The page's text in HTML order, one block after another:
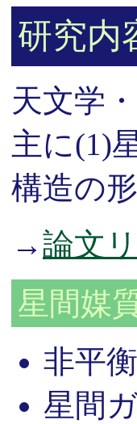
研究内
天文学
主に(1)
構造の
→論文
星間媒
非平
星間